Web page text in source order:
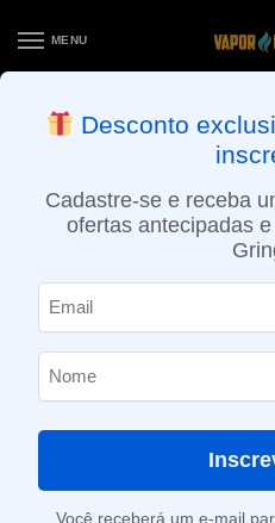
MENU
ENTREGA NO MESMO DIA EM
APROVADOS ATÉ
Desconto
Cadastre-se e receba
ofertas antecipadas
Você receberá um e-mail